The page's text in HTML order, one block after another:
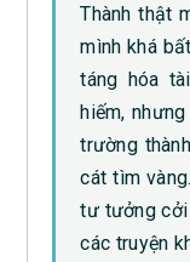
Thành thật
mình khá
táng hóa
hiếm,
trường
cát tìm
tư tưởng cởi
các truyện